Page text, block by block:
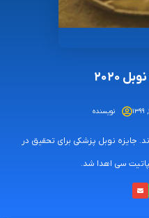
۲۰۲۰
نویسنده
مشخص شده اند. جایزه نوبل پزشکی برای تحقیق در
سی اهدا شد.